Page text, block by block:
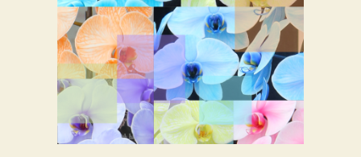
エレガンスシリーズは、特殊な技術で染められた胡蝶
蘭です。一株ずつ染め上げていきますので、各株ごと
花弁ごとに染め上がりが異なります。つぼみは染まり
にくいため、つぼみが咲いた時には薄い色となりま
す。着色後１か月くらいで徐々に色が薄くなる場合が
あります。染色による色ですので、２度目に咲く花は
白い花が咲きます。